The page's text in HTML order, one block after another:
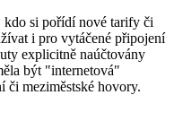
kdo si pořídí nové tarify či
i pro vytáčené připojení
explicitně naúčtovány
být "internetová"
či meziměstské hovory.